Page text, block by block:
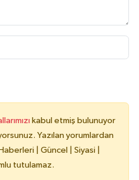
kabul etmiş bulunuyor
Yazılan yorumlardan
| Güncel | Siyasi |
tutulamaz.